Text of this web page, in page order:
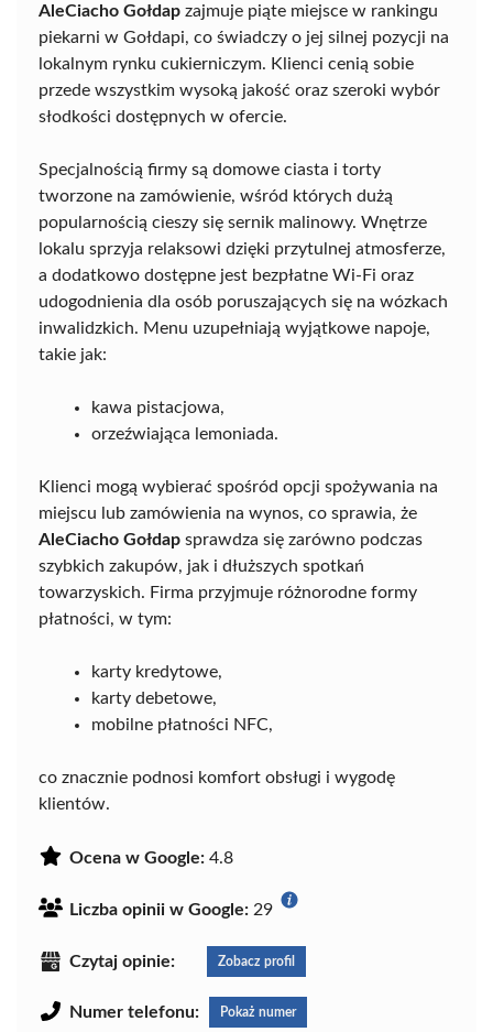
AleCiacho Gołdap zajmuje piąte miejsce w rankingu
piekarni w Gołdapi, co świadczy o jej silnej pozycji na
lokalnym rynku cukierniczym. Klienci cenią sobie
przede wszystkim wysoką jakość oraz szeroki wybór
słodkości dostępnych w ofercie.
Specjalnością firmy są domowe ciasta i torty
tworzone na zamówienie, wśród których dużą
popularnością cieszy się sernik malinowy. Wnętrze
lokalu sprzyja relaksowi dzięki przytulnej atmosferze,
a dodatkowo dostępne jest bezpłatne Wi-Fi oraz
udogodnienia dla osób poruszających się na wózkach
inwalidzkich. Menu uzupełniają wyjątkowe napoje,
takie jak:
kawa pistacjowa,
orzeźwiająca lemoniada.
Klienci mogą wybierać spośród opcji spożywania na
miejscu lub zamówienia na wynos, co sprawia, że
AleCiacho Gołdap sprawdza się zarówno podczas
szybkich zakupów, jak i dłuższych spotkań
towarzyskich. Firma przyjmuje różnorodne formy
płatności, w tym:
karty kredytowe,
karty debetowe,
mobilne płatności NFC,
co znacznie podnosi komfort obsługi i wygodę
klientów.
Ocena w Google: 4.8
Liczba opinii w Google: 29
Czytaj opinie: Zobacz profil
Numer telefonu: Pokaż numer